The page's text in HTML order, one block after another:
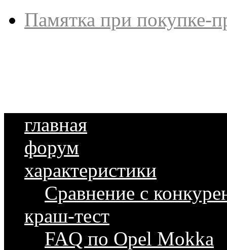
Памятка при покупке-
главная
форум
характеристики
Сравнение с
краш-тест
FAQ по Opel Mokka